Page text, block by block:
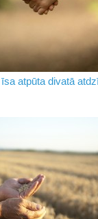
atpūta divatā